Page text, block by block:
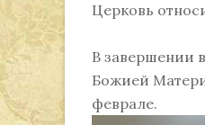
Церковь
В завершении
Божией
феврале.